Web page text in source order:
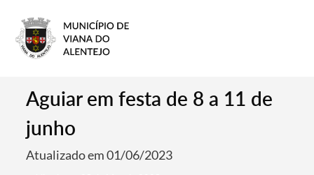
Aguiar em festa de 8 a 11 de
junho
Atualizado em 01/06/2023